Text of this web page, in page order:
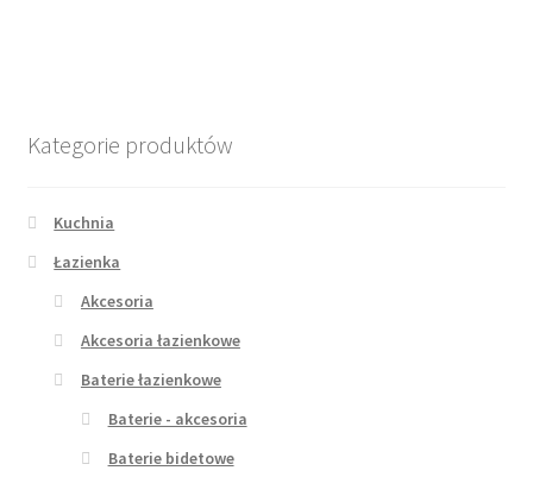
Kategorie produktów
Kuchnia
Łazienka
Akcesoria
Akcesoria łazienkowe
Baterie łazienkowe
Baterie - akcesoria
Baterie bidetowe